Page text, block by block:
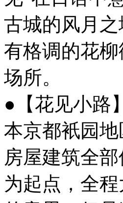
古城的风月
有格调的花
场所。
●【花见小路
本京都衹园
房屋建筑全
为起点，全